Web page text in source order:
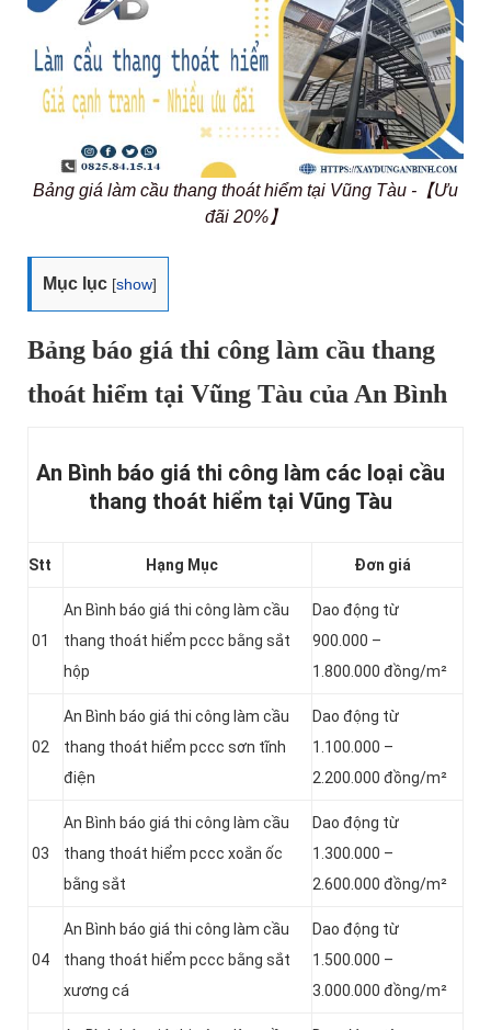
Bảng giá làm cầu thang thoát hiểm tại Vũng Tàu -【Ưu
đãi 20%】
Mục lục [show]
Bảng báo giá thi công làm cầu thang
thoát hiểm tại Vũng Tàu của An Bình
An Bình báo giá thi công làm các loại cầu
thang thoát hiểm tại Vũng Tàu
Stt Hạng Mục Đơn giá
01
An Bình báo giá thi công làm cầu
thang thoát hiểm pccc bằng sắt
hộp
Dao động từ
900.000 –
1.800.000 đồng/m²
02
An Bình báo giá thi công làm cầu
thang thoát hiểm pccc sơn tĩnh
điện
Dao động từ
1.100.000 –
2.200.000 đồng/m²
03
An Bình báo giá thi công làm cầu
thang thoát hiểm pccc xoắn ốc
bằng sắt
Dao động từ
1.300.000 –
2.600.000 đồng/m²
04
An Bình báo giá thi công làm cầu
thang thoát hiểm pccc bằng sắt
xương cá
Dao động từ
1.500.000 –
3.000.000 đồng/m²